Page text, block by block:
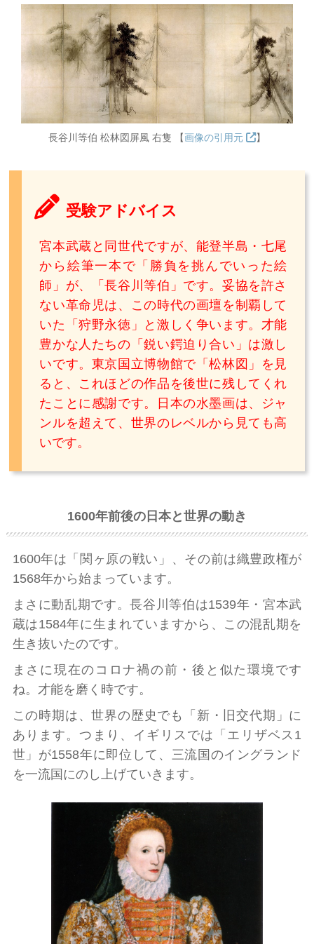
長谷川等伯 松林図屏風 右隻 【画像の引用元 】
受験アドバイス
宮本武蔵と同世代ですが、能登半島・七尾
から絵筆一本で「勝負を挑んでいった絵
師」が、「長谷川等伯」です。妥協を許さ
ない革命児は、この時代の画壇を制覇して
いた「狩野永徳」と激しく争います。才能
豊かな人たちの「鋭い鍔迫り合い」は激し
いです。東京国立博物館で「松林図」を見
ると、これほどの作品を後世に残してくれ
たことに感謝です。日本の水墨画は、ジャ
ンルを超えて、世界のレベルから見ても高
いです。
1600年前後の日本と世界の動き
1600年は「関ヶ原の戦い」、その前は織豊政権が
1568年から始まっています。
まさに動乱期です。長谷川等伯は1539年・宮本武
蔵は1584年に生まれていますから、この混乱期を
生き抜いたのです。
まさに現在のコロナ禍の前・後と似た環境です
ね。才能を磨く時です。
この時期は、世界の歴史でも「新・旧交代期」に
あります。つまり、イギリスでは「エリザベス1
世」が1558年に即位して、三流国のイングランド
を一流国にのし上げていきます。